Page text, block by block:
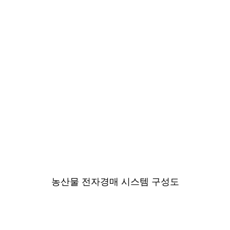
농산물 전자경매 시스템 구성도